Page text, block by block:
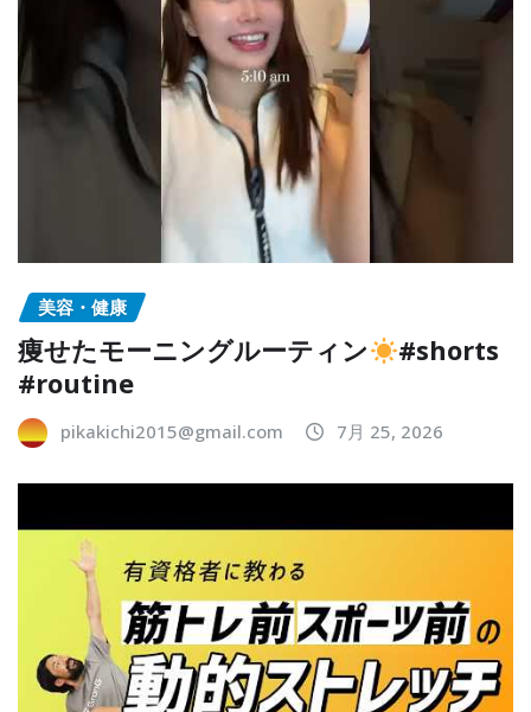
美容・健康
痩せたモーニングルーティン
#shorts
#routine
pikakichi2015@gmail.com 7月 25, 2026